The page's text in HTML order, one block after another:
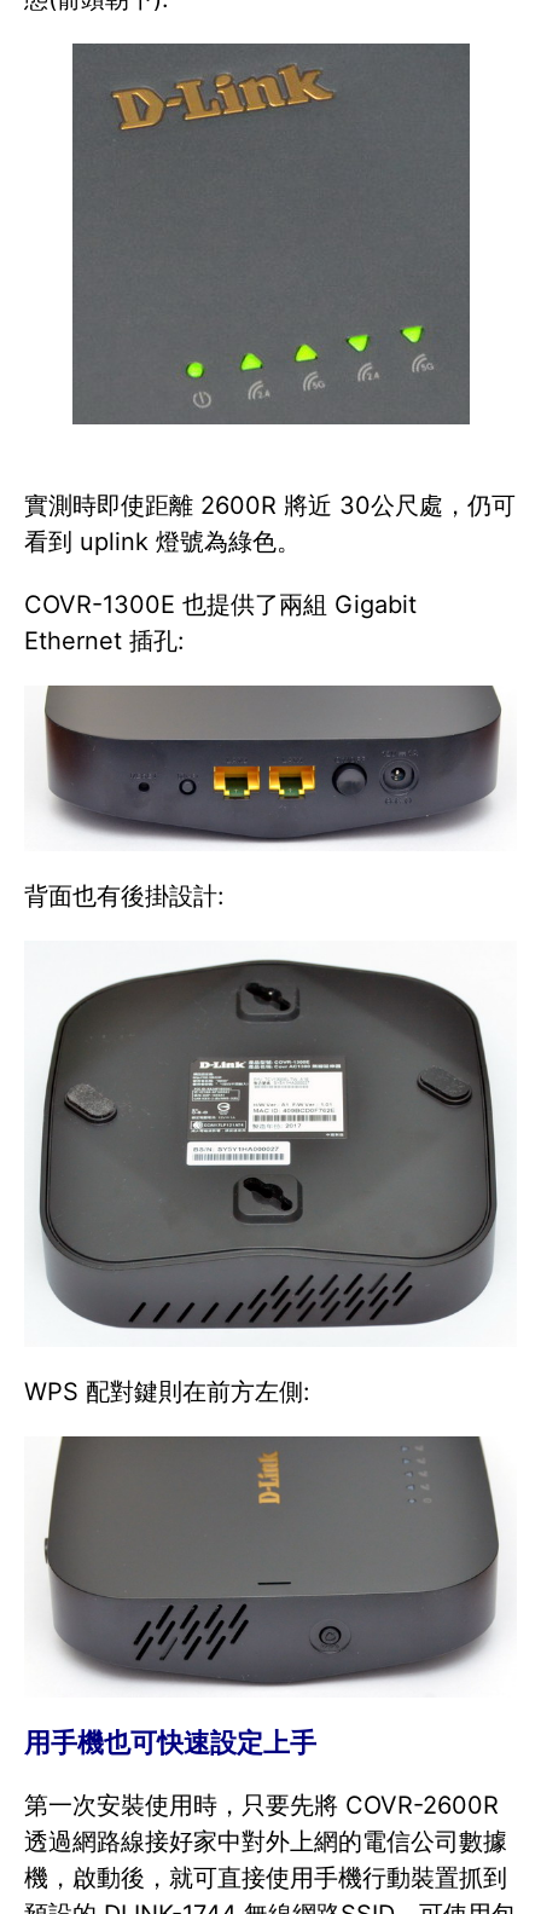
實測時即使距離 2600R 將近 30公尺處，仍可
看到 uplink 燈號為綠色。
COVR-1300E 也提供了兩組 Gigabit
Ethernet 插孔:
背面也有後掛設計:
WPS 配對鍵則在前方左側:
用手機也可快速設定上手
第一次安裝使用時，只要先將 COVR-2600R
透過網路線接好家中對外上網的電信公司數據
機，啟動後，就可直接使用手機行動裝置抓到